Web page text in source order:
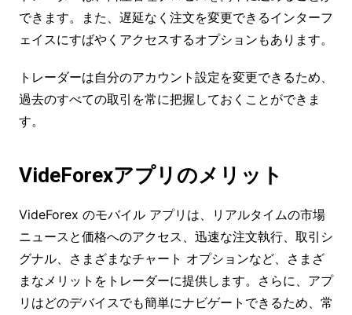
できます。また、遅延なく注文を変更できるインターフ
ェイスにすばやくアクセスするオプションもあります。
トレーダーは自分のアカウント設定を変更できるため、
過去のすべての取引を常に把握しておくことができま
す。
VideForexアプリのメリット
VideForex のモバイル アプリは、リアルタイムの市場
ニュースと価格へのアクセス、迅速な注文執行、取引シ
グナル、さまざまなチャート オプションなど、さまざ
まなメリットをトレーダーに提供します。さらに、アプ
リはどのデバイスでも簡単にナビゲートできるため、常